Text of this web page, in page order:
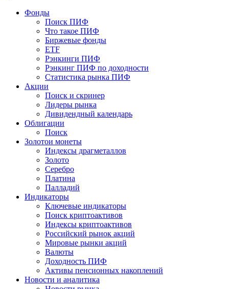
Фонды
Поиск ПИФ
Что такое ПИФ
Биржевые фонды
ETF
Рэнкинги ПИФ
Рэнкинг ПИФ по доходности
Статистика рынка ПИФ
Акции
Поиск и скринер
Лидеры рынка
Дивидендный календарь
Облигации
Поиск
Золотои монеты
Индексы драгметаллов
Золото
Серебро
Платина
Палладий
Индикаторы
Ключевые индикаторы
Поиск криптоактивов
Индексы криптоактивов
Российский рынок акций
Мировые рынки акций
Валюты
Доходность ПИФ
Активы пенсионных накоплений
Новости и аналитика